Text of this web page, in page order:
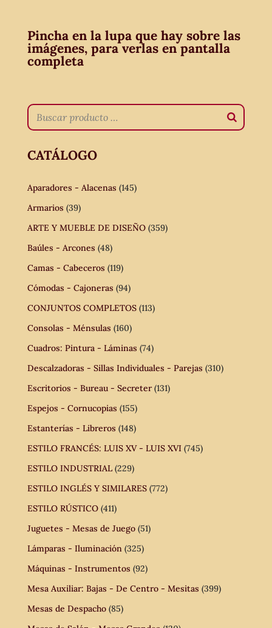
Pincha en la lupa que hay sobre las
imágenes, para verlas en pantalla
completa
CATÁLOGO
Aparadores - Alacenas (145)
Armarios (39)
ARTE Y MUEBLE DE DISEÑO (359)
Baúles - Arcones (48)
Camas - Cabeceros (119)
Cómodas - Cajoneras (94)
CONJUNTOS COMPLETOS (113)
Consolas - Ménsulas (160)
Cuadros: Pintura - Láminas (74)
Descalzadoras - Sillas Individuales - Parejas (310)
Escritorios - Bureau - Secreter (131)
Espejos - Cornucopias (155)
Estanterías - Libreros (148)
ESTILO FRANCÉS: LUIS XV - LUIS XVI (745)
ESTILO INDUSTRIAL (229)
ESTILO INGLÉS Y SIMILARES (772)
ESTILO RÚSTICO (411)
Juguetes - Mesas de Juego (51)
Lámparas - Iluminación (325)
Máquinas - Instrumentos (92)
Mesa Auxiliar: Bajas - De Centro - Mesitas (399)
Mesas de Despacho (85)